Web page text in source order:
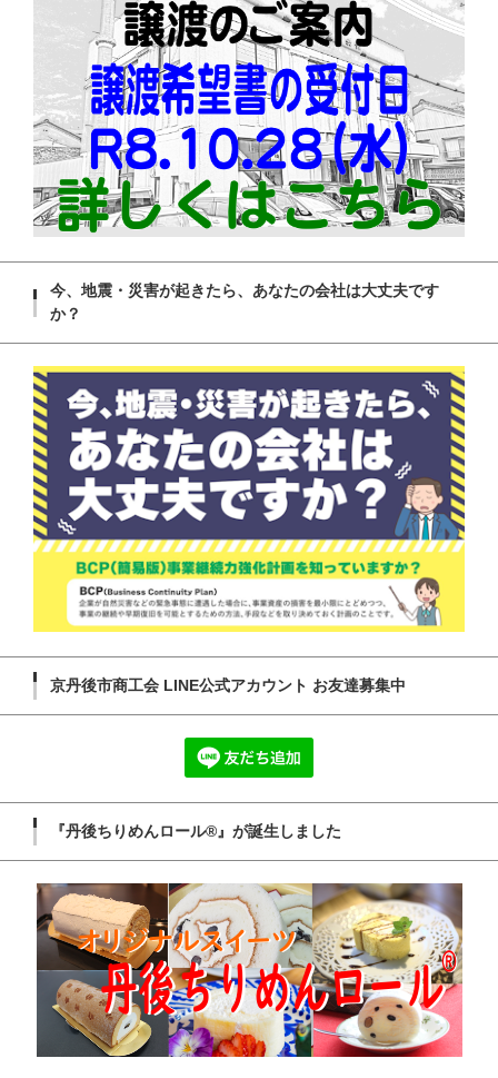
今、地震・災害が起きたら、あなたの会社は大丈夫です
か？
京丹後市商工会 LINE公式アカウント お友達募集中
『丹後ちりめんロール®』が誕生しました